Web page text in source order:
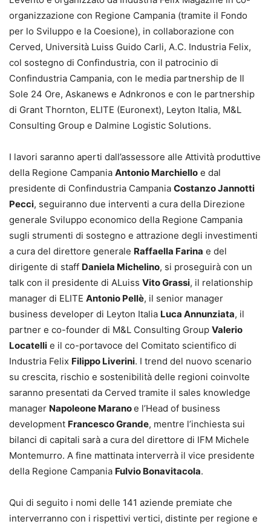
organizzazione con Regione Campania (tramite il Fondo
per lo Sviluppo e la Coesione), in collaborazione con
Cerved, Università Luiss Guido Carli, A.C. Industria Felix,
col sostegno di Confindustria, con il patrocinio di
Confindustria Campania, con le media partnership de Il
Sole 24 Ore, Askanews e Adnkronos e con le partnership
di Grant Thornton, ELITE (Euronext), Leyton Italia, M&L
Consulting Group e Dalmine Logistic Solutions.
I lavori saranno aperti dall’assessore alle Attività produttive
della Regione Campania Antonio Marchiello e dal
presidente di Confindustria Campania Costanzo Jannotti
Pecci, seguiranno due interventi a cura della Direzione
generale Sviluppo economico della Regione Campania
sugli strumenti di sostegno e attrazione degli investimenti
a cura del direttore generale Raffaella Farina e del
dirigente di staff Daniela Michelino, si proseguirà con un
talk con il presidente di ALuiss Vito Grassi, il relationship
manager di ELITE Antonio Pellè, il senior manager
business developer di Leyton Italia Luca Annunziata, il
partner e co-founder di M&L Consulting Group Valerio
Locatelli e il co-portavoce del Comitato scientifico di
Industria Felix Filippo Liverini. I trend del nuovo scenario
su crescita, rischio e sostenibilità delle regioni coinvolte
saranno presentati da Cerved tramite il sales knowledge
manager Napoleone Maranoe l’Head of business
development Francesco Grande, mentre l’inchiesta sui
bilanci di capitali sarà a cura del direttore di IFM Michele
Montemurro. A fine mattinata interverrà il vice presidente
della Regione Campania Fulvio Bonavitacola.
Qui di seguito i nomi delle 141 aziende premiate che
interverranno con i rispettivi vertici, distinte per regione e